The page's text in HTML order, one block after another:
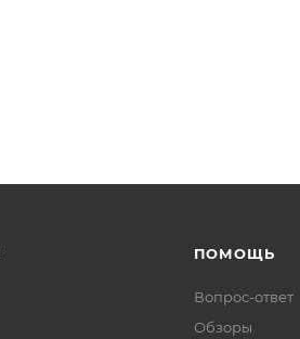
ПОМОЩЬ
Вопрос-ответ
Обзоры